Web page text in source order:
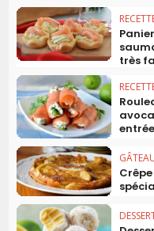
très
entrée